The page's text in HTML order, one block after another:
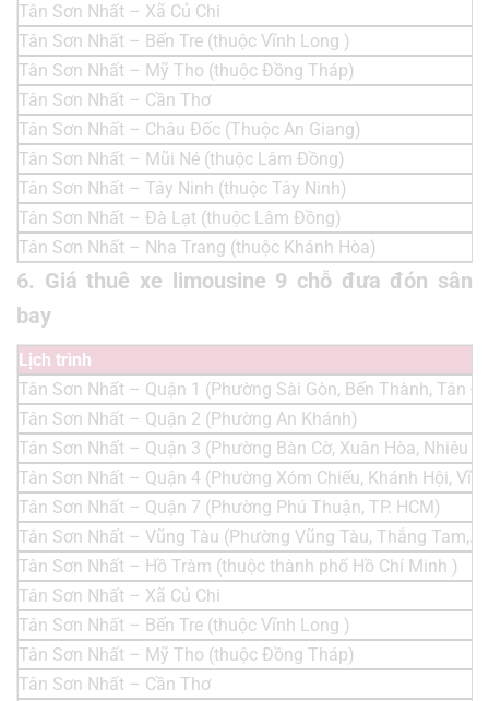
Tân Sơn Nhất – Xã Củ Chi
Tân Sơn Nhất – Bến Tre (thuộc Vĩnh Long )
Tân Sơn Nhất – Mỹ Tho (thuộc Đồng Tháp)
Tân Sơn Nhất – Cần Thơ
Tân Sơn Nhất – Châu Đốc (Thuộc An Giang)
Tân Sơn Nhất – Mũi Né (thuộc Lâm Đồng)
Tân Sơn Nhất – Tây Ninh (thuộc Tây Ninh)
Tân Sơn Nhất – Đà Lạt (thuộc Lâm Đồng)
Tân Sơn Nhất – Nha Trang (thuộc Khánh Hòa)
6. Giá thuê xe limousine 9 chỗ đưa đón sân
bay
Lịch trình
Tân Sơn Nhất – Quận 1 (Phường Sài Gòn, Bến Thành, Tân
Tân Sơn Nhất – Quận 2 (Phường An Khánh)
Tân Sơn Nhất – Quận 3 (Phường Bàn Cờ, Xuân Hòa, Nhiêu
Tân Sơn Nhất – Quận 4 (Phường Xóm Chiếu, Khánh Hội,
Tân Sơn Nhất – Quận 7 (Phường Phú Thuận, TP. HCM)
Tân Sơn Nhất – Vũng Tàu (Phường Vũng Tàu, Thắng Tam,..)
Tân Sơn Nhất – Hồ Tràm (thuộc thành phố Hồ Chí Minh )
Tân Sơn Nhất – Xã Củ Chi
Tân Sơn Nhất – Bến Tre (thuộc Vĩnh Long )
Tân Sơn Nhất – Mỹ Tho (thuộc Đồng Tháp)
Tân Sơn Nhất – Cần Thơ